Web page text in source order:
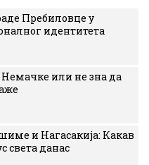
Пребиловце у
идентитета
или не зна да
и Нагасакија: Какав
света данас